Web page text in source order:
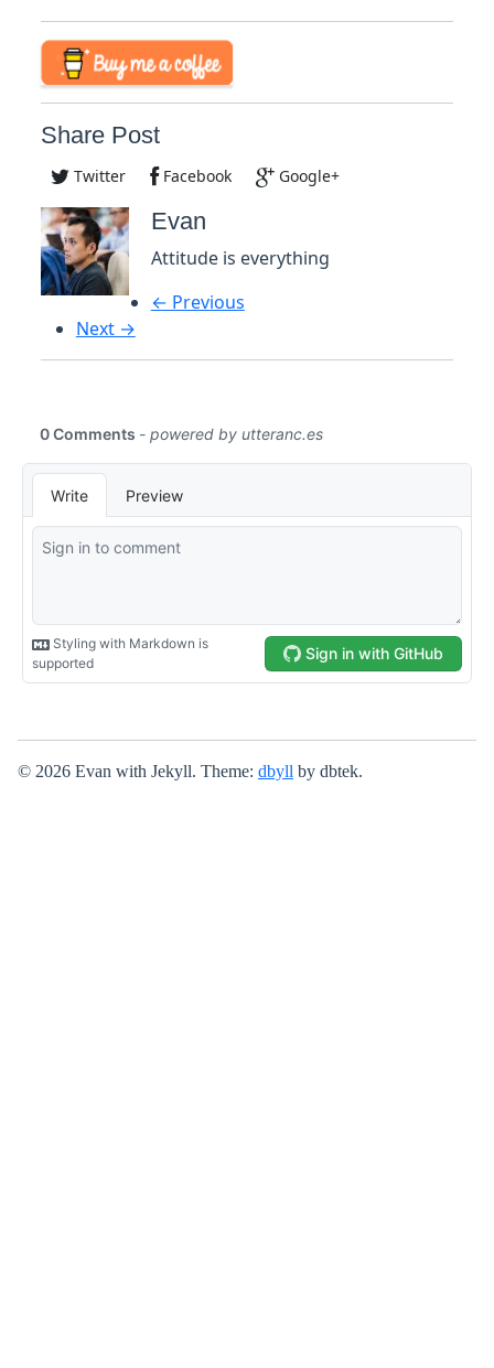
Share Post
Twitter Facebook Google+
Evan
Attitude is everything
← Previous
Next →
© 2026 Evan with Jekyll. Theme: dbyll by dbtek.